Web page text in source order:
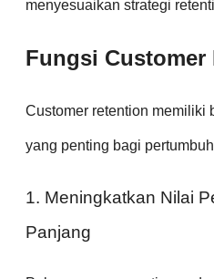
menyesuaikan strategi
Fungsi Customer
Customer retention memiliki
yang penting bagi
1. Meningkatkan Nilai
Panjang